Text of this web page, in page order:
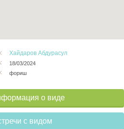
Хайдаров Абдурасул
18/03/2024
фориш
о виде
с видом